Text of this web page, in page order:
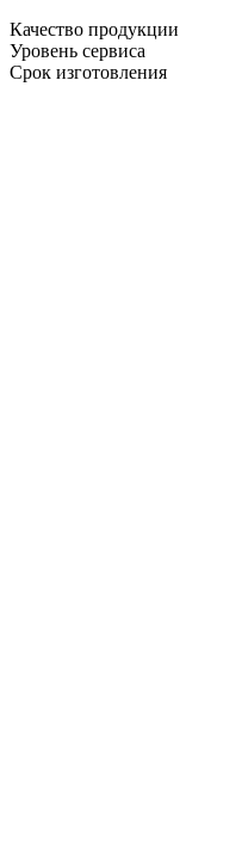
Качество продукции
Уровень сервиса
Срок изготовления